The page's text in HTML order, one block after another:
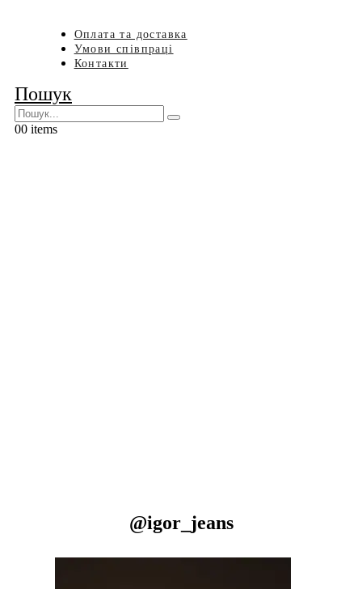
Оплата та доставка
Умови співпраці
Контакти
Пошук
00 items
@igor_jeans